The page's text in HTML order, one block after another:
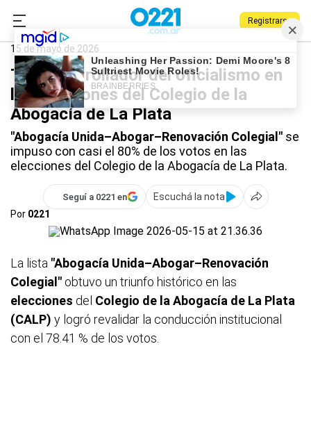
Registrarse
0221.com.ar
Colegio de la Abogacía
15 de mayo de 2026
Triunfo arrollador del oficialismo en
las elecciones del Colegio de la
Abogacía de La Plata
"Abogacía Unida–Abogar–Renovación Colegial" se
impuso con casi el 80% de los votos en las
elecciones del Colegio de la Abogacía de La Plata.
Seguí a 0221 en
Escuchá la nota
Por 0221
La lista "Abogacía Unida–Abogar–Renovación
Colegial" obtuvo un triunfo histórico en las
elecciones del Colegio de la Abogacía de La Plata
(CALP) y logró revalidar la conducción institucional
con el 78.41 % de los votos.